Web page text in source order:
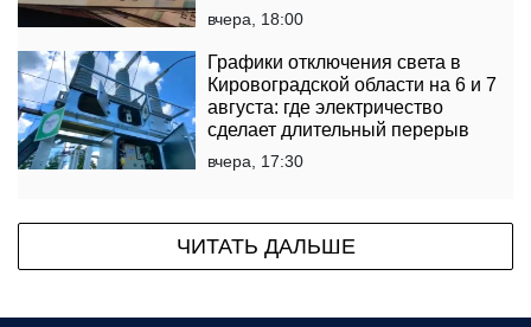
вчера, 18:00
Графики отключения света в
Кировоградской области на 6 и 7
августа: где электричество
сделает длительный перерыв
вчера, 17:30
ЧИТАТЬ ДАЛЬШЕ